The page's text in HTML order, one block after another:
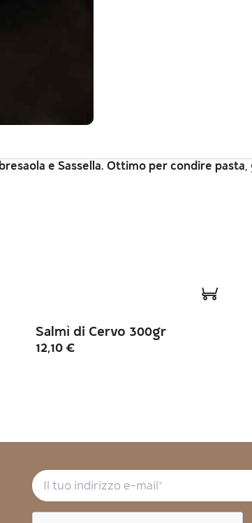
e Sassella. Ottimo per condire
Salmì di Cervo 300gr
12,10 €